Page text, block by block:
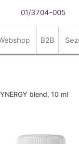
01/3704-005
B2B
blend, 10 ml